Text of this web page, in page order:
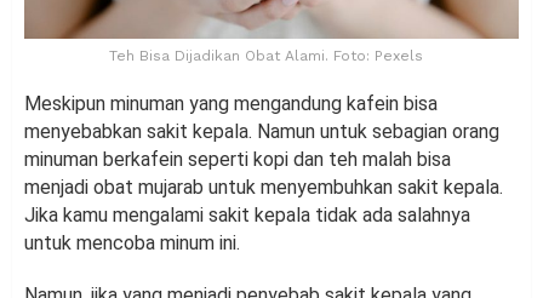
Teh Bisa Dijadikan Obat Alami. Foto: Pexels
Meskipun minuman yang mengandung kafein bisa
menyebabkan sakit kepala. Namun untuk sebagian orang
minuman berkafein seperti kopi dan teh malah bisa
menjadi obat mujarab untuk menyembuhkan sakit kepala.
Jika kamu mengalami sakit kepala tidak ada salahnya
untuk mencoba minum ini.